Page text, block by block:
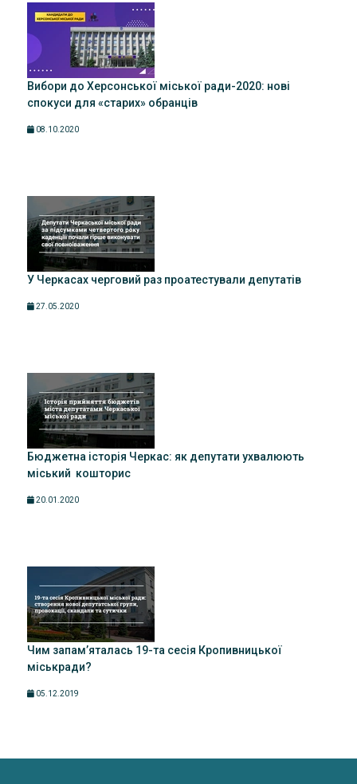
Вибори до Херсонської міської ради-2020: нові
спокуси для «старих» обранців
08.10.2020
У Черкасах черговий раз проатестували депутатів
27.05.2020
Бюджетна історія Черкас: як депутати ухвалюють
міський кошторис
20.01.2020
Чим запам’яталась 19-та сесія Кропивницької
міськради?
05.12.2019